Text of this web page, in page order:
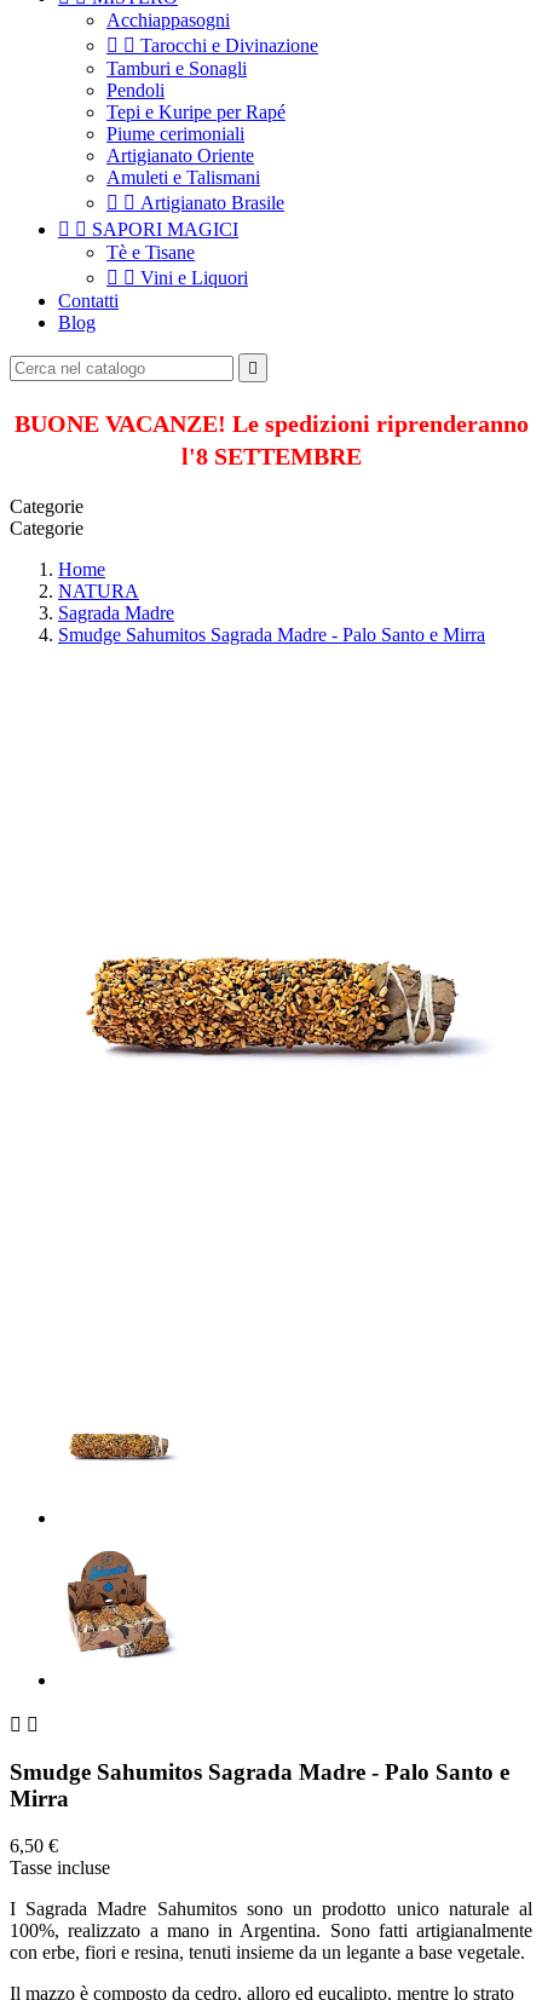
Acchiappasogni
  Tarocchi e Divinazione
Tamburi e Sonagli
Pendoli
Tepi e Kuripe per Rapé
Piume cerimoniali
Artigianato Oriente
Amuleti e Talismani
  Artigianato Brasile
  SAPORI MAGICI
Tè e Tisane
  Vini e Liquori
Contatti
Blog

BUONE VACANZE! Le spedizioni riprenderanno
l'8 SETTEMBRE
Categorie
Categorie
Home
NATURA
Sagrada Madre
Smudge Sahumitos Sagrada Madre - Palo Santo e Mirra
 
Smudge Sahumitos Sagrada Madre - Palo Santo e
Mirra
6,50 €
Tasse incluse
I Sagrada Madre Sahumitos sono un prodotto unico naturale al
100%, realizzato a mano in Argentina. Sono fatti artigianalmente
con erbe, fiori e resina, tenuti insieme da un legante a base vegetale.
Il mazzo è composto da cedro, alloro ed eucalipto, mentre lo strato